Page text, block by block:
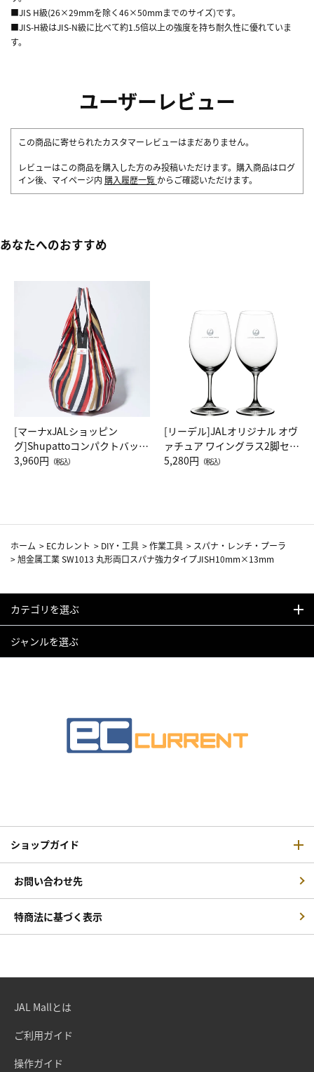
■JIS H級(26×29mmを除く46×50mmまでのサイズ)です。
■JIS-H級はJIS-N級に比べて約1.5倍以上の強度を持ち耐久性に優れていま
す。
ユーザーレビュー
この商品に寄せられたカスタマーレビューはまだありません。
レビューはこの商品を購入した方のみ投稿いただけます。購入商品はログ
イン後、マイページ内 購入履歴一覧 からご確認いただけます。
あなたへのおすすめ
[マーナxJALショッピン
グ]Shupattoコンパクトバッグ
Drop JAL客室乗務員（LC）ス
3,960円 （税込）
[リーデル]JALオリジナル オヴ
ァチュア ワイングラス2脚セッ
ト（レッドワイン）
5,280円 （税込）
ホーム > ECカレント > DIY・工具 >作業工具 > スパナ・レンチ・プーラ
>旭金属工業 SW1013 丸形両口スパナ強力タイプJISH10mm×13mm
カテゴリを選ぶ
ジャンルを選ぶ
ショップガイド
お問い合わせ先
特商法に基づく表示
JAL Mallとは
ご利用ガイド
操作ガイド